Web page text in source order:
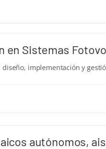
en Sistemas
implementación y
autónomos,